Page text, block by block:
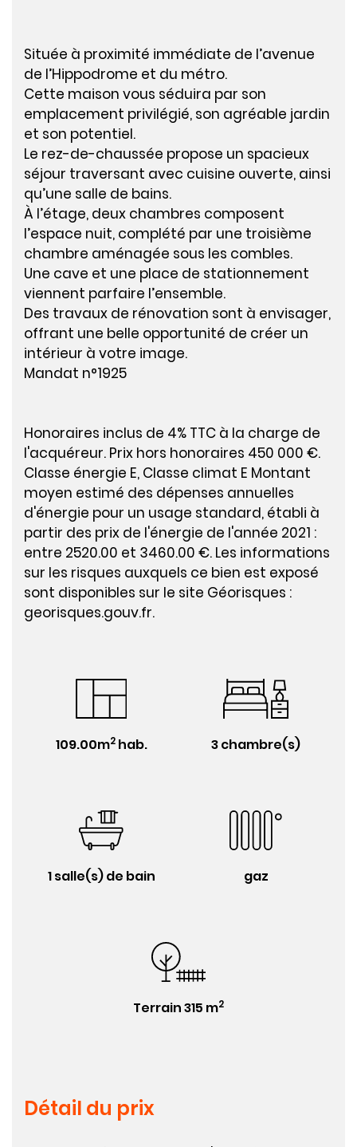
Située à proximité immédiate de l’avenue
de l’Hippodrome et du métro.
Cette maison vous séduira par son
emplacement privilégié, son agréable jardin
et son potentiel.
Le rez-de-chaussée propose un spacieux
séjour traversant avec cuisine ouverte, ainsi
qu’une salle de bains.
À l’étage, deux chambres composent
l’espace nuit, complété par une troisième
chambre aménagée sous les combles.
Une cave et une place de stationnement
viennent parfaire l’ensemble.
Des travaux de rénovation sont à envisager,
offrant une belle opportunité de créer un
intérieur à votre image.
Mandat n°1925
Honoraires inclus de 4% TTC à la charge de
l'acquéreur. Prix hors honoraires 450 000 €.
Classe énergie E, Classe climat E Montant
moyen estimé des dépenses annuelles
d'énergie pour un usage standard, établi à
partir des prix de l'énergie de l'année 2021 :
entre 2520.00 et 3460.00 €. Les informations
sur les risques auxquels ce bien est exposé
sont disponibles sur le site Géorisques :
georisques.gouv.fr.
109.00m2hab. 3 chambre(s)
1 salle(s) de bain gaz
Terrain 315 m2
Détail du prix